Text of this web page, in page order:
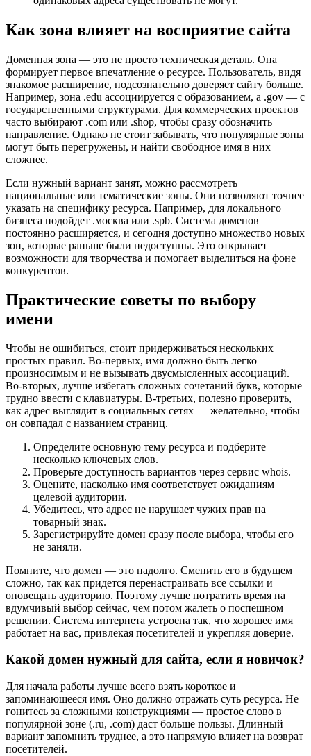
Как зона влияет на восприятие сайта
Доменная зона — это не просто техническая деталь. Она
формирует первое впечатление о ресурсе. Пользователь, видя
знакомое расширение, подсознательно доверяет сайту больше.
Например, зона .edu ассоциируется с образованием, а .gov — с
государственными структурами. Для коммерческих проектов
часто выбирают .com или .shop, чтобы сразу обозначить
направление. Однако не стоит забывать, что популярные зоны
могут быть перегружены, и найти свободное имя в них
сложнее.
Если нужный вариант занят, можно рассмотреть
национальные или тематические зоны. Они позволяют точнее
указать на специфику ресурса. Например, для локального
бизнеса подойдет .москва или .spb. Система доменов
постоянно расширяется, и сегодня доступно множество новых
зон, которые раньше были недоступны. Это открывает
возможности для творчества и помогает выделиться на фоне
конкурентов.
Практические советы по выбору
имени
Чтобы не ошибиться, стоит придерживаться нескольких
простых правил. Во-первых, имя должно быть легко
произносимым и не вызывать двусмысленных ассоциаций.
Во-вторых, лучше избегать сложных сочетаний букв, которые
трудно ввести с клавиатуры. В-третьих, полезно проверить,
как адрес выглядит в социальных сетях — желательно, чтобы
он совпадал с названием страниц.
Определите основную тему ресурса и подберите
несколько ключевых слов.
Проверьте доступность вариантов через сервис whois.
Оцените, насколько имя соответствует ожиданиям
целевой аудитории.
Убедитесь, что адрес не нарушает чужих прав на
товарный знак.
Зарегистрируйте домен сразу после выбора, чтобы его
не заняли.
Помните, что домен — это надолго. Сменить его в будущем
сложно, так как придется перенастраивать все ссылки и
оповещать аудиторию. Поэтому лучше потратить время на
вдумчивый выбор сейчас, чем потом жалеть о поспешном
решении. Система интернета устроена так, что хорошее имя
работает на вас, привлекая посетителей и укрепляя доверие.
Какой домен нужный для сайта, если я новичок?
Для начала работы лучше всего взять короткое и
запоминающееся имя. Оно должно отражать суть ресурса. Не
гонитесь за сложными конструкциями — простое слово в
популярной зоне (.ru, .com) даст больше пользы. Длинный
вариант запомнить труднее, а это напрямую влияет на возврат
посетителей.